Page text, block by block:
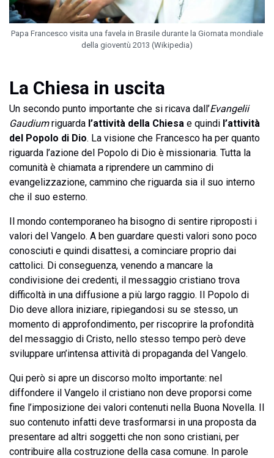
Papa Francesco visita una favela in Brasile durante la Giornata mondiale
della gioventù 2013 (Wikipedia)
La Chiesa in uscita
Un secondo punto importante che si ricava dall’Evangelii
Gaudiumriguarda l’attività della Chiesa e quindi l’attività
del Popolo di Dio. La visione che Francesco ha per quanto
riguarda l’azione del Popolo di Dio è missionaria. Tutta la
comunità è chiamata a riprendere un cammino di
evangelizzazione, cammino che riguarda sia il suo interno
che il suo esterno.
Il mondo contemporaneo ha bisogno di sentire riproposti i
valori del Vangelo. A ben guardare questi valori sono poco
conosciuti e quindi disattesi, a cominciare proprio dai
cattolici. Di conseguenza, venendo a mancare la
condivisione dei credenti, il messaggio cristiano trova
difficoltà in una diffusione a più largo raggio. Il Popolo di
Dio deve allora iniziare, ripiegandosi su se stesso, un
momento di approfondimento, per riscoprire la profondità
del messaggio di Cristo, nello stesso tempo però deve
sviluppare un’intensa attività di propaganda del Vangelo.
Qui però si apre un discorso molto importante: nel
diffondere il Vangelo il cristiano non deve proporsi come
fine l’imposizione dei valori contenuti nella Buona Novella. Il
suo contenuto infatti deve trasformarsi in una proposta da
presentare ad altri soggetti che non sono cristiani, per
contribuire alla costruzione della casa comune. In parole